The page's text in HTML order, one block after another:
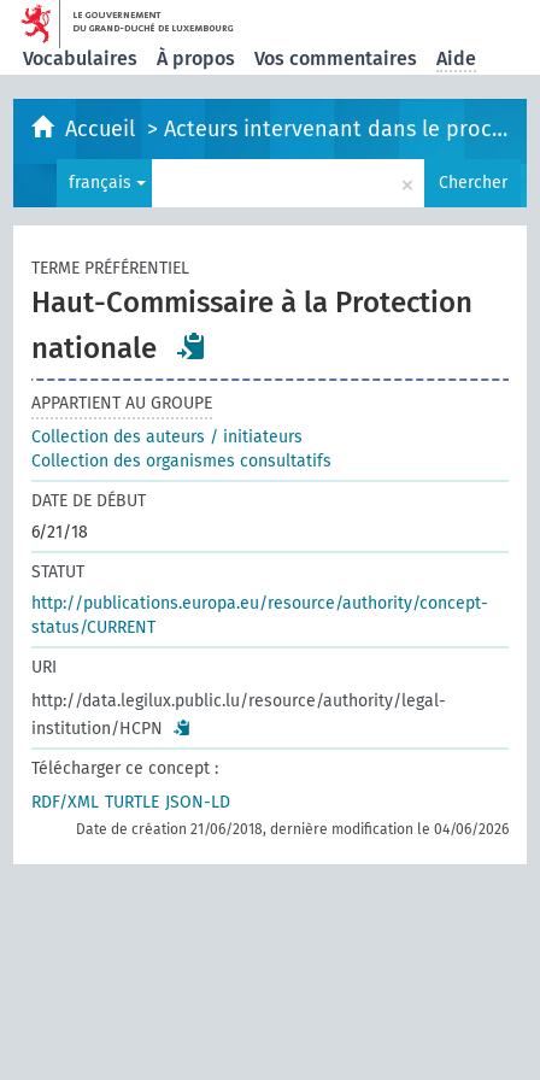
Vocabulaires À propos Vos commentaires Aide
Accueil >Acteurs intervenant dans le processus législatif
français × Chercher
TERME PRÉFÉRENTIEL
Haut-Commissaire à la Protection
nationale
APPARTIENT AU GROUPE
Collection des auteurs / initiateurs
Collection des organismes consultatifs
DATE DE DÉBUT
6/21/18
STATUT
http://publications.europa.eu/resource/authority/concept-
status/CURRENT
URI
http://data.legilux.public.lu/resource/authority/legal-
institution/HCPN
Télécharger ce concept :
RDF/XML TURTLE JSON-LD
Date de création 21/06/2018, dernière modification le 04/06/2026